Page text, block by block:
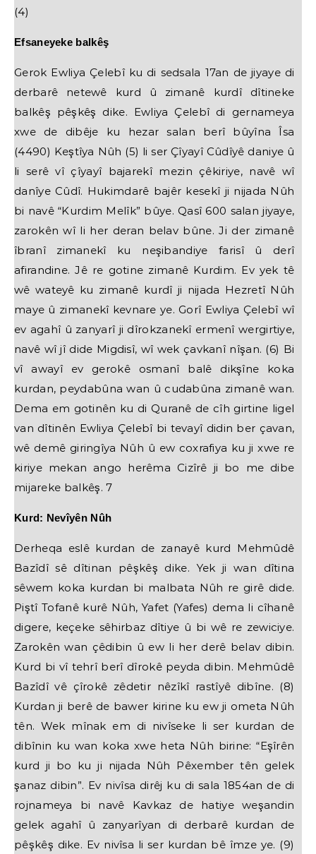
(4)
Efsaneyeke balkêş
Gerok Ewliya Çelebî ku di sedsala 17an de jiyaye di
derbarê netewê kurd û zimanê kurdî dîtineke
balkêş pêşkêş dike. Ewliya Çelebî di gernameya
xwe de dibêje ku hezar salan berî bûyîna Îsa
(4490) Keştîya Nûh (5) li ser Çîyayî Cûdîyê daniye û
li serê vî çîyayî bajarekî mezin çêkiriye, navê wî
danîye Cûdî. Hukimdarê bajêr kesekî ji nijada Nûh
bi navê “Kurdim Melîk” bûye. Qasî 600 salan jiyaye,
zarokên wî li her deran belav bûne. Ji der zimanê
îbranî zimanekî ku neşibandiye farisî û derî
afirandine. Jê re gotine zimanê Kurdim. Ev yek tê
wê wateyê ku zimanê kurdî ji nijada Hezretî Nûh
maye û zimanekî kevnare ye. Gorî Ewliya Çelebî wî
ev agahî û zanyarî ji dîrokzanekî ermenî wergirtiye,
navê wî jî dide Migdisî, wî wek çavkanî nîşan. (6) Bi
vî awayî ev gerokê osmanî balê dikşîne koka
kurdan, peydabûna wan û cudabûna zimanê wan.
Dema em gotinên ku di Quranê de cîh girtine ligel
van dîtinên Ewliya Çelebî bi tevayî didin ber çavan,
wê demê giringîya Nûh û ew coxrafiya ku ji xwe re
kiriye mekan ango herêma Cizîrê ji bo me dibe
mijareke balkêş. 7
Kurd: Nevîyên Nûh
Derheqa eslê kurdan de zanayê kurd Mehmûdê
Bazîdî sê dîtinan pêşkêş dike. Yek ji wan dîtina
sêwem koka kurdan bi malbata Nûh re girê dide.
Piştî Tofanê kurê Nûh, Yafet (Yafes) dema li cîhanê
digere, keçeke sêhirbaz dîtiye û bi wê re zewiciye.
Zarokên wan çêdibin û ew li her derê belav dibin.
Kurd bi vî tehrî berî dîrokê peyda dibin. Mehmûdê
Bazîdî vê çîrokê zêdetir nêzîkî rastîyê dibîne. (8)
Kurdan ji berê de bawer kirine ku ew ji ometa Nûh
tên. Wek mînak em di nivîseke li ser kurdan de
dibînin ku wan koka xwe heta Nûh birine: “Eşîrên
kurd ji bo ku ji nijada Nûh Pêxember tên gelek
şanaz dibin”. Ev nivîsa dirêj ku di sala 1854an de di
rojnameya bi navê Kavkaz de hatiye weşandin
gelek agahî û zanyarîyan di derbarê kurdan de
pêşkêş dike. Ev nivîsa li ser kurdan bê îmze ye. (9)